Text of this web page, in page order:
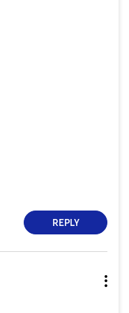
REPLY